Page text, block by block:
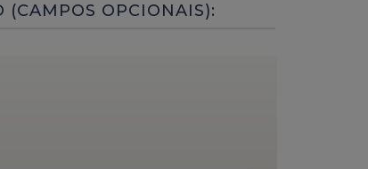
(CAMPOS OPCIONAIS):